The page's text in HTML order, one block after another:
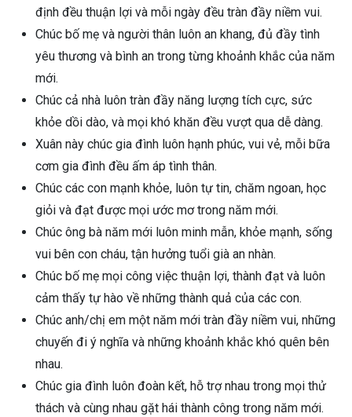
định đều thuận lợi và mỗi ngày đều tràn đầy niềm vui.
Chúc bố mẹ và người thân luôn an khang, đủ đầy tình
yêu thương và bình an trong từng khoảnh khắc của năm
mới.
Chúc cả nhà luôn tràn đầy năng lượng tích cực, sức
khỏe dồi dào, và mọi khó khăn đều vượt qua dễ dàng.
Xuân này chúc gia đình luôn hạnh phúc, vui vẻ, mỗi bữa
cơm gia đình đều ấm áp tình thân.
Chúc các con mạnh khỏe, luôn tự tin, chăm ngoan, học
giỏi và đạt được mọi ước mơ trong năm mới.
Chúc ông bà năm mới luôn minh mẫn, khỏe mạnh, sống
vui bên con cháu, tận hưởng tuổi già an nhàn.
Chúc bố mẹ mọi công việc thuận lợi, thành đạt và luôn
cảm thấy tự hào về những thành quả của các con.
Chúc anh/chị em một năm mới tràn đầy niềm vui, những
chuyến đi ý nghĩa và những khoảnh khắc khó quên bên
nhau.
Chúc gia đình luôn đoàn kết, hỗ trợ nhau trong mọi thử
thách và cùng nhau gặt hái thành công trong năm mới.